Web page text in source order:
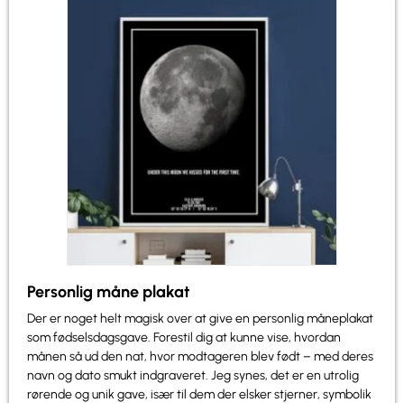
Personlig måne plakat
Der er noget helt magisk over at give en personlig måneplakat
som fødselsdagsgave. Forestil dig at kunne vise, hvordan
månen så ud den nat, hvor modtageren blev født – med deres
navn og dato smukt indgraveret. Jeg synes, det er en utrolig
rørende og unik gave, især til dem der elsker stjerner, symbolik